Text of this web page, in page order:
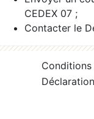
CEDEX 07 ;
Contacter le